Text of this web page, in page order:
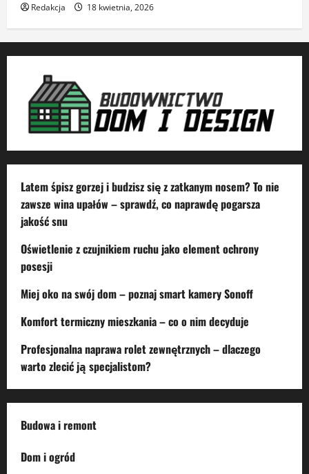
Redakcja 18 kwietnia, 2026
Latem śpisz gorzej i budzisz się z zatkanym nosem? To nie
zawsze wina upałów – sprawdź, co naprawdę pogarsza
jakość snu
Oświetlenie z czujnikiem ruchu jako element ochrony
posesji
Miej oko na swój dom – poznaj smart kamery Sonoff
Komfort termiczny mieszkania – co o nim decyduje
Profesjonalna naprawa rolet zewnętrznych – dlaczego
warto zlecić ją specjalistom?
Budowa i remont
Dom i ogród